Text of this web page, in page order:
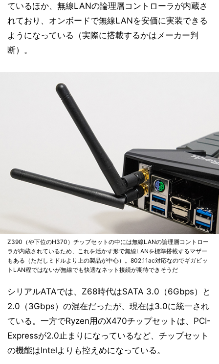
ているほか、無線LANの論理層コントローラが内蔵さ
れており、オンボードで無線LANを安価に実装できる
ようになっている（実際に搭載するかはメーカー判
断）。
Z390（や下位のH370）チップセットの中には無線LANの論理層コントロー
ラが内蔵されているため、これを活かす形で無線LANを標準搭載するマザー
もある（ただしミドルより上の製品が中心）。802.11ac対応なのでギガビッ
トLAN程ではないが無線でも快適なネット接続が期待できそうだ
シリアルATAでは、Z68時代はSATA 3.0（6Gbps）と
2.0（3Gbps）の混在だったが、現在は3.0に統一され
ている。一方でRyzen用のX470チップセットは、PCI-
Expressが2.0止まりになっているなど、チップセット
の機能はIntelよりも控えめになっている。